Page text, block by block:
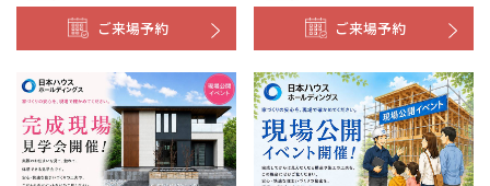
ご来場予約 ご来場予約